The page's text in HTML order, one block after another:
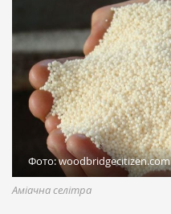
Фото: woodbridgecitizen.com
Аміачна селітра